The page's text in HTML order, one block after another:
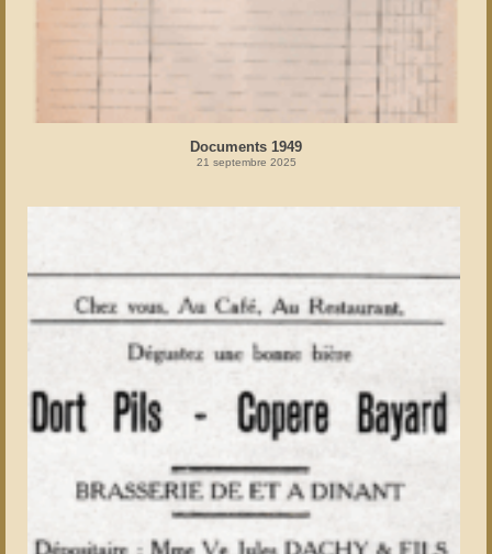
Documents 1949
21 septembre 2025